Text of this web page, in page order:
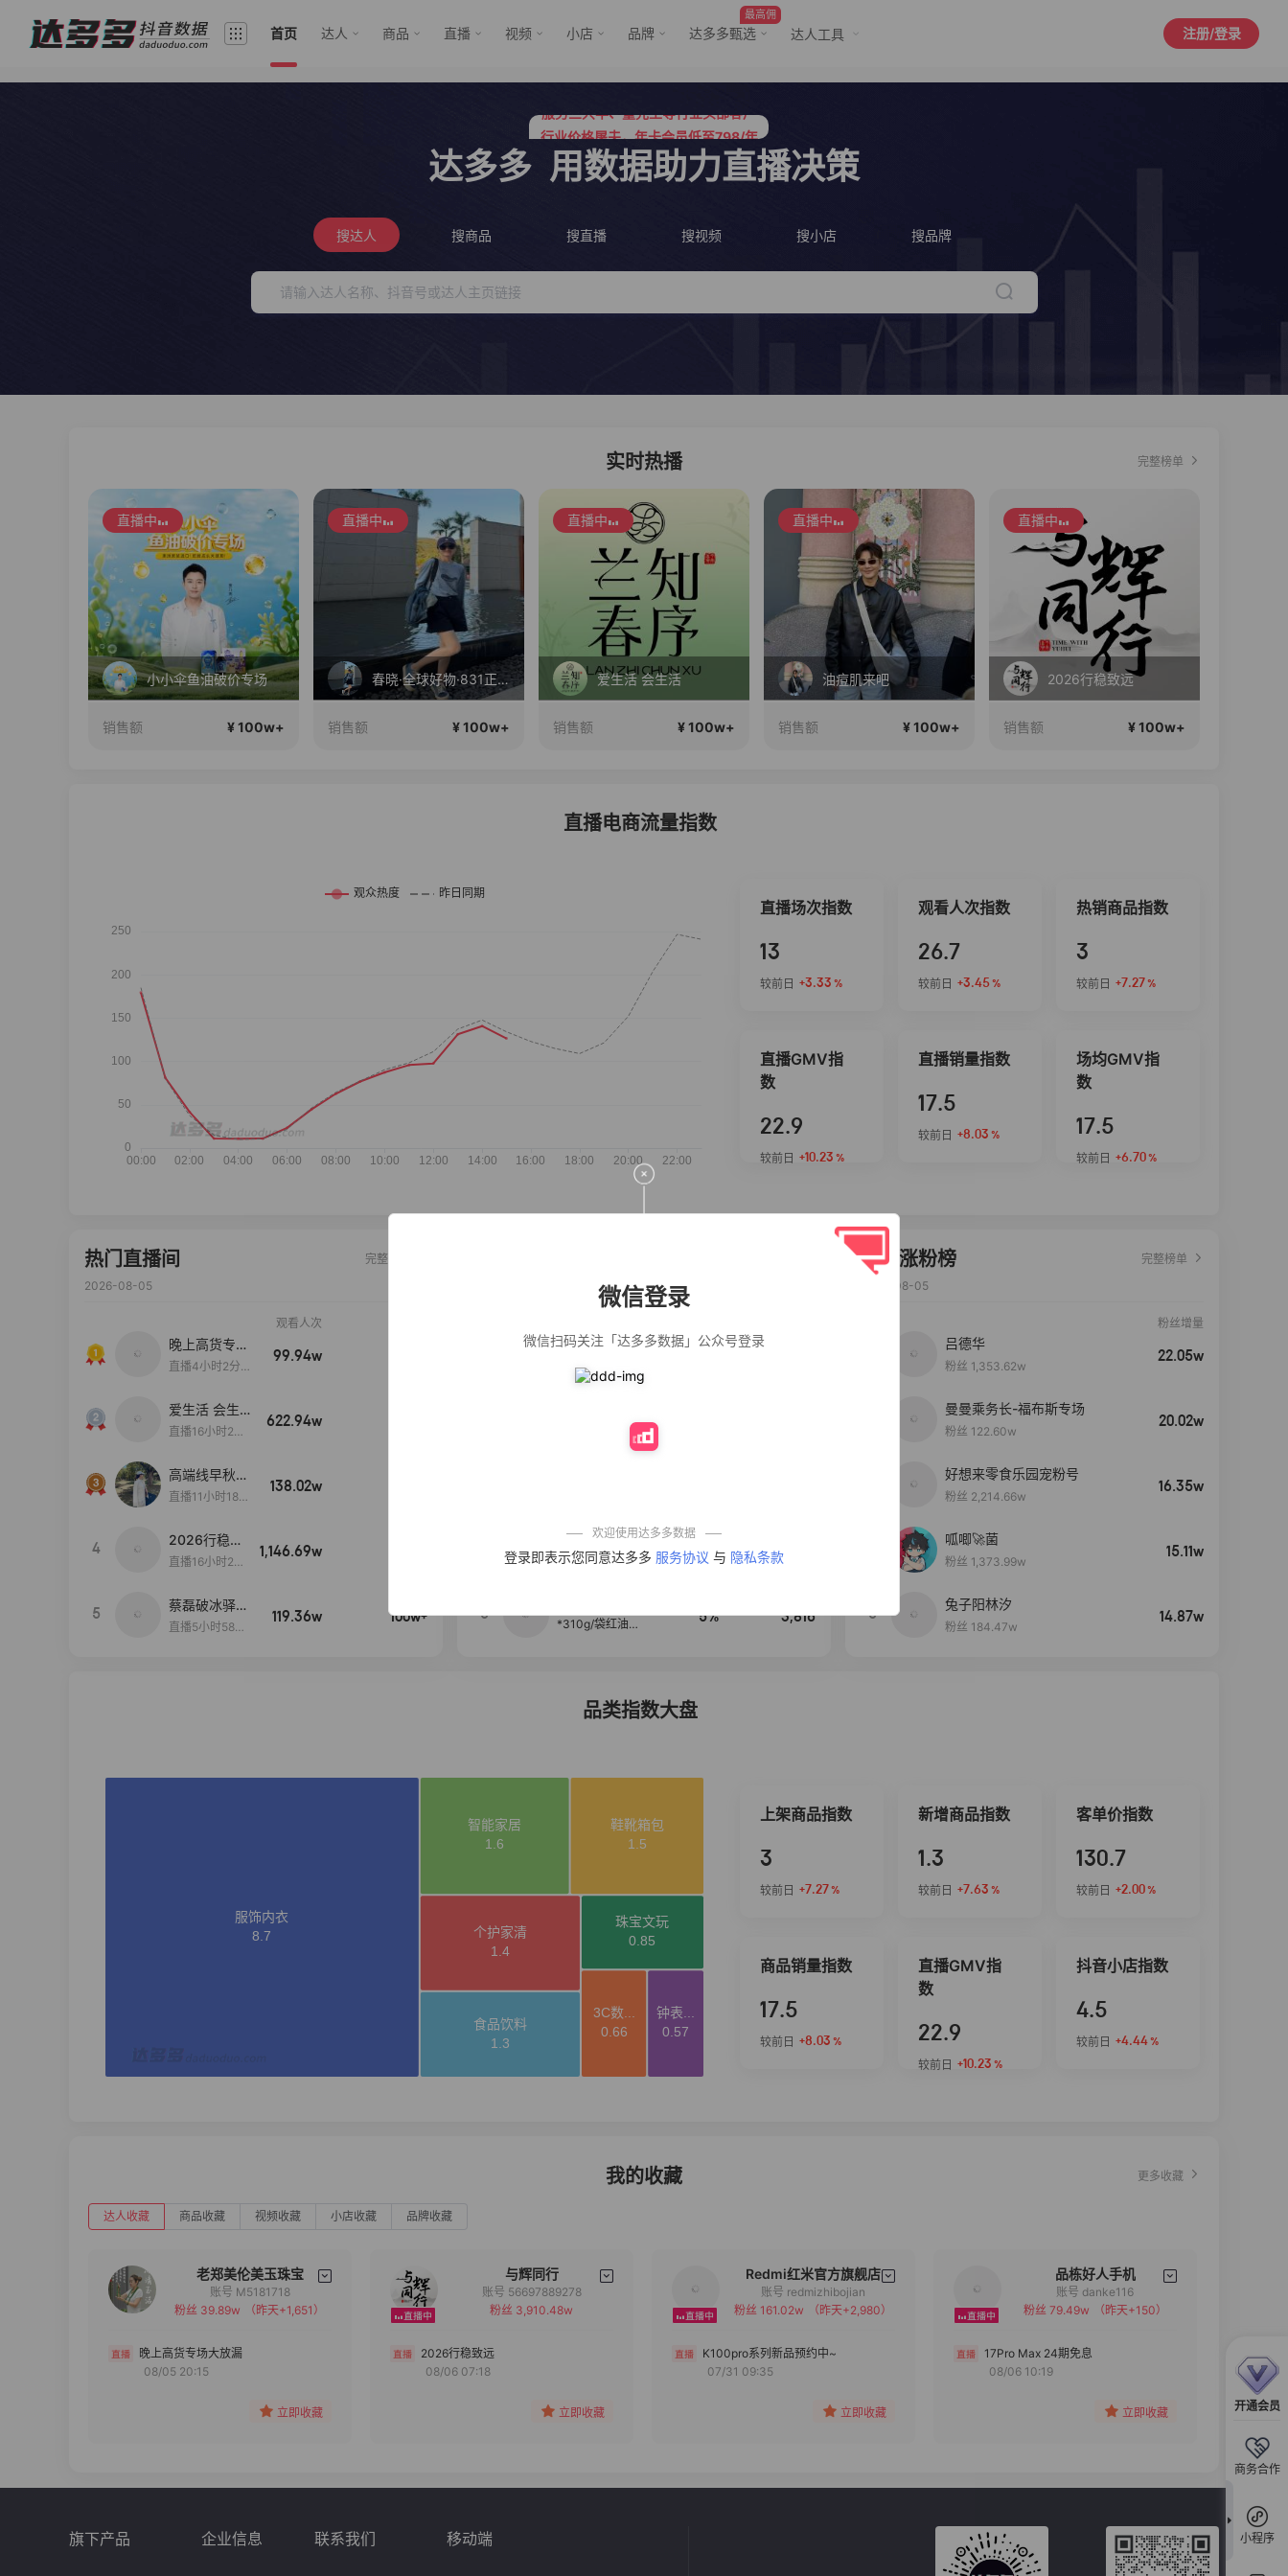
首页 达人 商品 直播 视频 小店 品牌
最高佣
达多多甄选 达人工具 注册/登录
开通会员
商务合作
小程序
微信登录
微信扫码关注「达多多数据」公众号登录
欢迎使用达多多数据
登录即表示您同意达多多 服务协议 与 隐私条款
服务三只羊、董先生等行业头部客户
行业价格屠夫，年卡会员低至798/年
行业价格屠夫，年卡会员低至798/年
达多多 用数据助力直播决策
搜达人 搜商品 搜直播 搜视频 搜小店 搜品牌
实时热播 完整榜单
直播中
小小伞鱼油破价专场
销售额 ¥ 100w+
直播中
春晓·全球好物·831正在直播
销售额 ¥ 100w+
直播中
爱生活 会生活
销售额 ¥ 100w+
直播中
油痘肌来吧
销售额 ¥ 100w+
直播中
2026行稳致远
销售额 ¥ 100w+
直播电商流量指数
直播场次指数
13
较前日 +3.33 %
观看人次指数
26.7
较前日 +3.45 %
热销商品指数
3
较前日 +7.27%
直播GMV指
数
22.9
较前日 +10.23 %
直播销量指数
17.5
较前日 +8.03 %
场均GMV指
数
17.5
较前日 +6.70%
热门直播间
完整榜单
2026-08-05
观看人次
晚上高货专场
大放漏
直播4小时2分5
99.94w
爱生活 会生
活
直播16小时24
622.94w
高端线早秋现
货首发
直播11小时18分
138.02w
4
2026行稳致
远
直播16小时20
1,146.69w
5
蔡磊破冰驿站
直播间好物分
直播5小时58分
119.36w 100w+
【净浮生】油污
重油污去油王污
衣粉轻松搓洗去
污渍除菌除螨3倍
料袋厨房抽绳式
一品欢【10包鲜
凉皮】红油麻酱
10% 4,286
5
*310g/袋红油麻
5% 3,816
达人涨粉榜
完整榜单
2026-08-05
粉丝增量
吕德华
粉丝 1,353.62w
22.05w
曼曼乘务长-福布斯专场
粉丝 122.60w
20.02w
好想来零食乐园宠粉号
粉丝 2,214.66w
16.35w
呱唧🚀菌
粉丝 1,373.99w
15.11w
5
兔子阳林汐
粉丝 184.47w
14.87w
品类指数大盘
上架商品指数
3
较前日 +7.27%
新增商品指数
1.3
较前日 +7.63 %
客单价指数
130.7
较前日 +2.00%
商品销量指数
17.5
较前日 +8.03 %
直播GMV指
数
22.9
较前日 +10.23 %
抖音小店指数
4.5
较前日 +4.44%
我的收藏 更多收藏
达人收藏 商品收藏 视频收藏 小店收藏 品牌收藏
老郑美伦美玉珠宝
备注
分组
账号 M5181718
粉丝 39.89w
（昨天+1,651）
晚上高货专场大放漏
08/05 20:15
立即收藏
与辉同行
备注
账号 56697889278
粉丝 3,910.48w
2026行稳致远
08/06 07:18
立即收藏
Redmi红米官方旗舰店
备注
分组
账号 redmizhibojian
粉丝 161.02w
（昨天+2,980）
K100pro系列新品预约中~
07/31 09:35
立即收藏
品栋好人手机
备注
分组
账号 danke116
粉丝 79.49w
（昨天+150）
17Pro Max 24期免息
08/06 10:19
立即收藏
旗下产品 企业信息 联系我们 移动端